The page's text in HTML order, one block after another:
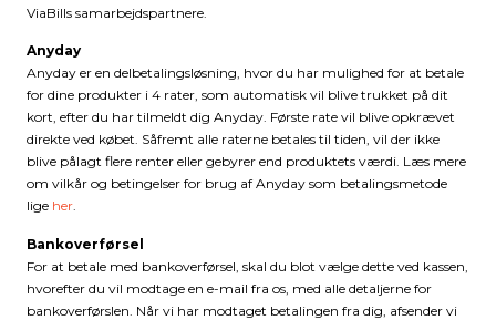
ViaBills samarbejdspartnere.
Anyday
Anyday er en delbetalingsløsning, hvor du har mulighed for at betale
for dine produkter i 4 rater, som automatisk vil blive trukket på dit
kort, efter du har tilmeldt dig Anyday. Første rate vil blive opkrævet
direkte ved købet. Såfremt alle raterne betales til tiden, vil der ikke
blive pålagt flere renter eller gebyrer end produktets værdi. Læs mere
om vilkår og betingelser for brug af Anyday som betalingsmetode
lige her.
Bankoverførsel
For at betale med bankoverførsel, skal du blot vælge dette ved kassen,
hvorefter du vil modtage en e-mail fra os, med alle detaljerne for
bankoverførslen. Når vi har modtaget betalingen fra dig, afsender vi